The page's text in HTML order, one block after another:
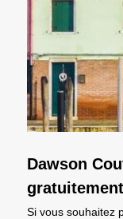
Dawson
Si vous souhaitez